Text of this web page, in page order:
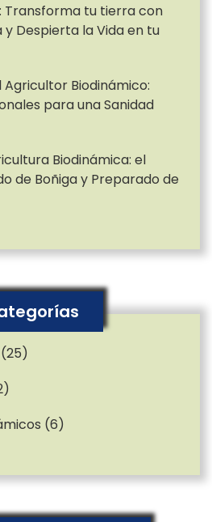
tu tierra con
y Despierta la Vida en tu
Agricultor Biodinámico:
para una Sanidad
Biodinámica: el
de Boñiga y Preparado de
(25)
(6)